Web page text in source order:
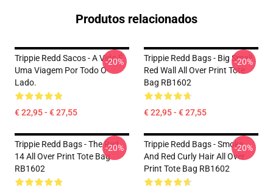
Produtos relacionados
Trippie Redd Sacos - A Vida É
Uma Viagem Por Todo O
Lado.
€ 22,95 - € 27,55
-20%
Trippie Redd Bags - Big Small
Red Wall All Over Print Tote
Bag RB1602
€ 22,95 - € 27,55
-20%
Trippie Redd Bags - The Red
14 All Over Print Tote Bag
RB1602
-20%
Trippie Redd Bags - Smoke
And Red Curly Hair All Over
Print Tote Bag RB1602
-20%